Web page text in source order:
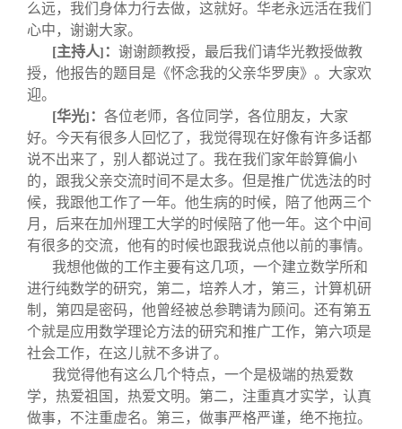
么远，我们身体力行去做，这就好。华老永远活在我们
心中，谢谢大家。
[主持人] ： 谢谢颜教授，最后我们请华光教授做教
授，他报告的题目是《怀念我的父亲华罗庚》。大家欢
迎。
[华光] ： 各位老师，各位同学，各位朋友，大家
好。今天有很多人回忆了，我觉得现在好像有许多话都
说不出来了，别人都说过了。我在我们家年龄算偏小
的，跟我父亲交流时间不是太多。但是推广优选法的时
候，我跟他工作了一年。他生病的时候，陪了他两三个
月，后来在加州理工大学的时候陪了他一年。这个中间
有很多的交流，他有的时候也跟我说点他以前的事情。
我想他做的工作主要有这几项，一个建立数学所和
进行纯数学的研究，第二，培养人才，第三，计算机研
制，第四是密码，他曾经被总参聘请为顾问。还有第五
个就是应用数学理论方法的研究和推广工作，第六项是
社会工作，在这儿就不多讲了。
我觉得他有这么几个特点，一个是极端的热爱数
学，热爱祖国，热爱文明。第二，注重真才实学，认真
做事，不注重虚名。第三，做事严格严谨，绝不拖拉。